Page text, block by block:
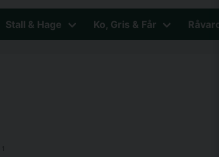
Stall & Hage Ko, Gris & Får
1